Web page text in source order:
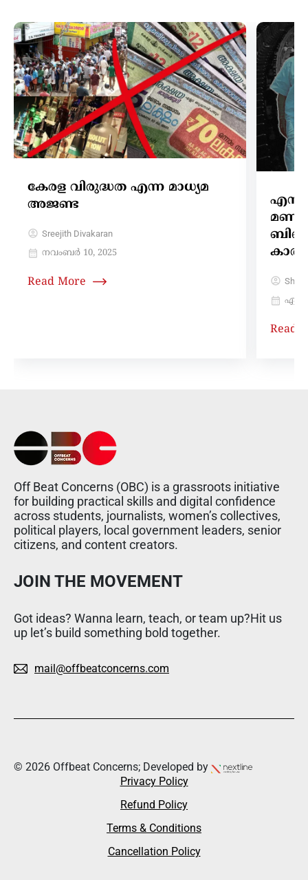
കേരള വിരുദ്ധത എന്ന മാധ്യമ
അജണ്ട
Sreejith Divakaran
നവംബർ 10, 2025
Read More
എസ്
Read
Off Beat Concerns (OBC) is a grassroots initiative
for building practical skills and digital confidence
across students, journalists, women’s collectives,
political players, local government leaders, senior
citizens, and content creators.
JOIN THE MOVEMENT
Got ideas? Wanna learn, teach, or team up?Hit us
up let’s build something bold together.
mail@offbeatconcerns.com
© 2026 Offbeat Concerns; Developed by
Privacy Policy
Refund Policy
Terms & Conditions
Cancellation Policy